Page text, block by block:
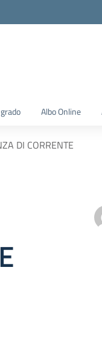
Albo Online
DI CORRENTE